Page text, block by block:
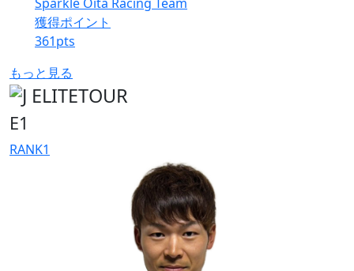
獲得ポイント
361pts
もっと見る
E1
RANK1